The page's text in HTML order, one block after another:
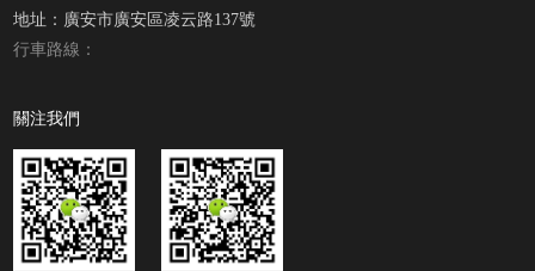
地址：廣安市廣安區凌云路137號
行車路線：
關注我們